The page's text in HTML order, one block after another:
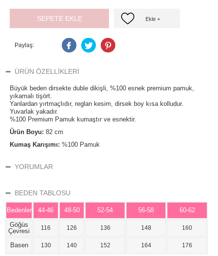
SEPETE EKLE Ekle +
Paylaş:
ÜRÜN ÖZELLIKLERI
Büyük beden dirsekte duble dikişli, %100 esnek premium pamuk,
yıkamalı tişört.
Yanlardan yırtmaçlıdır, reglan kesim, dirsek boy kısa kolludur.
Yuvarlak yakadır.
%100 Premium Pamuk kumaştır ve esnektir.
Ürün Boyu: 82 cm
Kumaş Karışımı: %100 Pamuk
YORUMLAR
BEDEN TABLOSU
Bedenler 44-46 48-50 52-54 56-58
60-62
Göğüs
Çevresi
116 126 136 148 160
Basen 130 140 152 164 176